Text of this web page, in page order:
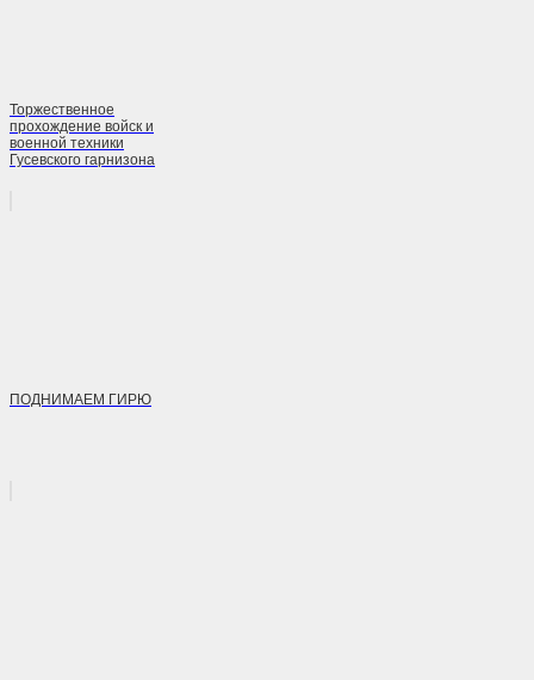
Торжественное
прохождение войск и
военной техники
Гусевского гарнизона
ПОДНИМАЕМ ГИРЮ